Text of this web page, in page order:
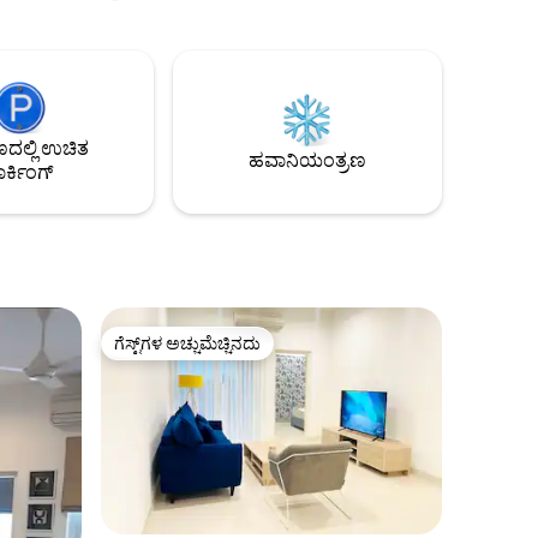
ಮಂಚ
ಆಂತರಿಕಉಚಿತ
ಹವಾನಿಯಂತ್ರಣ
ಗೆಸ್ಟ್‌ಗಳ ಅಚ್ಚುಮೆಚ್ಚಿನದು
ಗೆಸ್ಟ್‌ಗಳ ಅಚ್ಚುಮೆಚ್ಚಿನದು